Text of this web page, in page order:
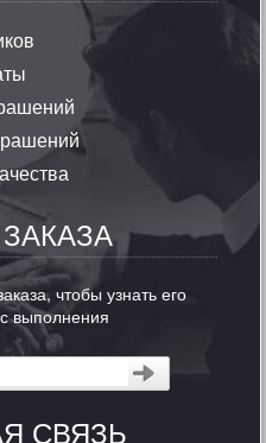
чтобы узнать его
выполнения
СВЯЗЬ